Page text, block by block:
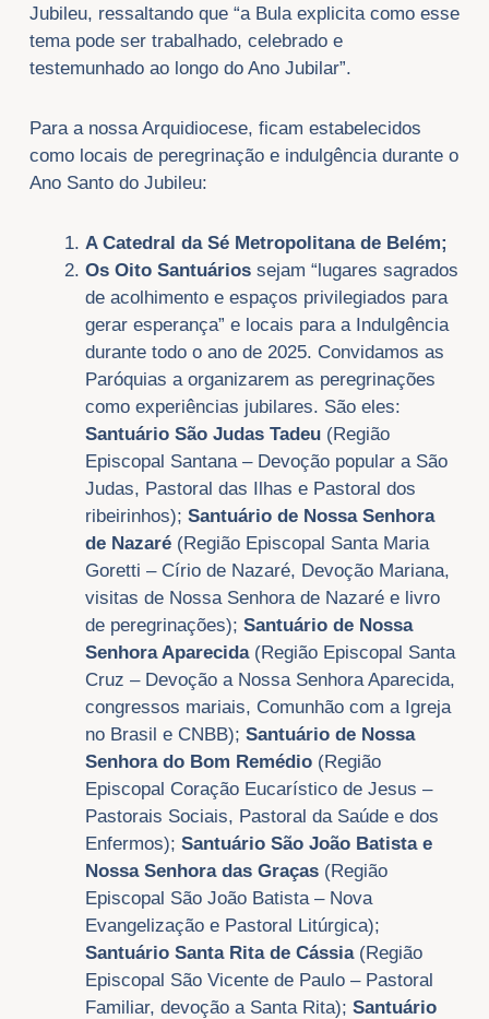
Jubileu, ressaltando que “a Bula explicita como esse
tema pode ser trabalhado, celebrado e
testemunhado ao longo do Ano Jubilar”.
Para a nossa Arquidiocese, ficam estabelecidos
como locais de peregrinação e indulgência durante o
Ano Santo do Jubileu:
A Catedral da Sé Metropolitana de Belém;
Os Oito Santuáriossejam “lugares sagrados
de acolhimento e espaços privilegiados para
gerar esperança” e locais para a Indulgência
durante todo o ano de 2025. Convidamos as
Paróquias a organizarem as peregrinações
como experiências jubilares. São eles:
Santuário São Judas Tadeu(Região
Episcopal Santana – Devoção popular a São
Judas, Pastoral das Ilhas e Pastoral dos
ribeirinhos); Santuário de Nossa Senhora
de Nazaré(Região Episcopal Santa Maria
Goretti – Círio de Nazaré, Devoção Mariana,
visitas de Nossa Senhora de Nazaré e livro
de peregrinações); Santuário de Nossa
Senhora Aparecida(Região Episcopal Santa
Cruz – Devoção a Nossa Senhora Aparecida,
congressos mariais, Comunhão com a Igreja
no Brasil e CNBB); Santuário de Nossa
Senhora do Bom Remédio(Região
Episcopal Coração Eucarístico de Jesus –
Pastorais Sociais, Pastoral da Saúde e dos
Enfermos); Santuário São João Batista e
Nossa Senhora das Graças(Região
Episcopal São João Batista – Nova
Evangelização e Pastoral Litúrgica);
Santuário Santa Rita de Cássia(Região
Episcopal São Vicente de Paulo – Pastoral
Familiar, devoção a Santa Rita); Santuário